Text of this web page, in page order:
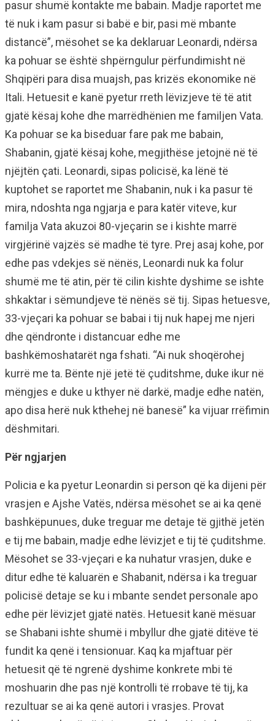
pasur shumë kontakte me babain. Madje raportet me
të nuk i kam pasur si babë e bir, pasi më mbante
distancë”, mësohet se ka deklaruar Leonardi, ndërsa
ka pohuar se është shpërngulur përfundimisht në
Shqipëri para disa muajsh, pas krizës ekonomike në
Itali. Hetuesit e kanë pyetur rreth lëvizjeve të të atit
gjatë kësaj kohe dhe marrëdhënien me familjen Vata.
Ka pohuar se ka biseduar fare pak me babain,
Shabanin, gjatë kësaj kohe, megjithëse jetojnë në të
njëjtën çati. Leonardi, sipas policisë, ka lënë të
kuptohet se raportet me Shabanin, nuk i ka pasur të
mira, ndoshta nga ngjarja e para katër viteve, kur
familja Vata akuzoi 80-vjeçarin se i kishte marrë
virgjërinë vajzës së madhe të tyre. Prej asaj kohe, por
edhe pas vdekjes së nënës, Leonardi nuk ka folur
shumë me të atin, për të cilin kishte dyshime se ishte
shkaktar i sëmundjeve të nënës së tij. Sipas hetuesve,
33-vjeçari ka pohuar se babai i tij nuk hapej me njeri
dhe qëndronte i distancuar edhe me
bashkëmoshatarët nga fshati. “Ai nuk shoqërohej
kurrë me ta. Bënte një jetë të çuditshme, duke ikur në
mëngjes e duke u kthyer në darkë, madje edhe natën,
apo disa herë nuk kthehej në banesë” ka vijuar rrëfimin
dëshmitari.
Për ngjarjen
Policia e ka pyetur Leonardin si person që ka dijeni për
vrasjen e Ajshe Vatës, ndërsa mësohet se ai ka qenë
bashkëpunues, duke treguar me detaje të gjithë jetën
e tij me babain, madje edhe lëvizjet e tij të çuditshme.
Mësohet se 33-vjeçari e ka nuhatur vrasjen, duke e
ditur edhe të kaluarën e Shabanit, ndërsa i ka treguar
policisë detaje se ku i mbante sendet personale apo
edhe për lëvizjet gjatë natës. Hetuesit kanë mësuar
se Shabani ishte shumë i mbyllur dhe gjatë ditëve të
fundit ka qenë i tensionuar. Kaq ka mjaftuar për
hetuesit që të ngrenë dyshime konkrete mbi të
moshuarin dhe pas një kontrolli të rrobave të tij, ka
rezultuar se ai ka qenë autori i vrasjes. Provat